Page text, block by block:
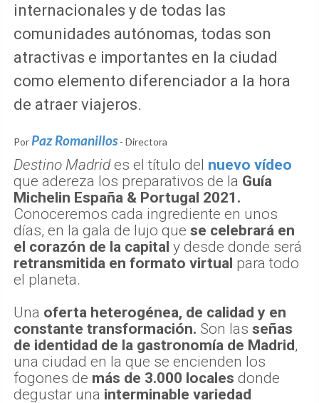
internacionales y de todas las
comunidades autónomas, todas son
atractivas e importantes en la ciudad
como elemento diferenciador a la hora
de atraer viajeros.
Por Paz Romanillos - Directora
Destino Madrides el título del nuevo vídeo
que adereza los preparativos de la Guía
Michelin España & Portugal 2021.
Conoceremos cada ingrediente en unos
días, en la gala de lujo que se celebrará en
el corazón de la capital y desde donde será
retransmitida en formato virtual para todo
el planeta.
Una oferta heterogénea, de calidad y en
constante transformación. Son las señas
de identidad de la gastronomía de Madrid,
una ciudad en la que se encienden los
fogones de más de 3.000 locales donde
degustar una interminable variedad